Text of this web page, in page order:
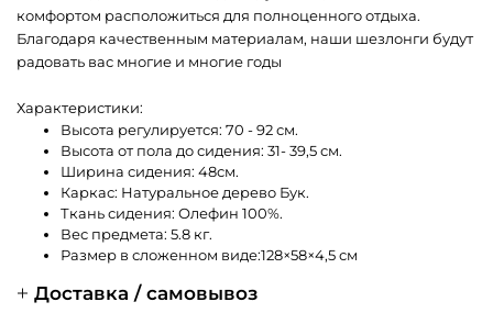
комфортом расположиться для полноценного отдыха.
Благодаря качественным материалам, наши шезлонги будут
радовать вас многие и многие годы
Характеристики:
Высота регулируется: 70 - 92 см.
Высота от пола до сидения: 31- 39,5 см.
Ширина сидения: 48см.
Каркас: Натуральное дерево Бук.
Ткань сидения: Олефин 100%.
Вес предмета: 5.8 кг.
Размер в сложенном виде:128×58×4,5 см
Доставка / самовывоз